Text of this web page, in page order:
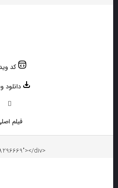
کد ویدیو
دانلود ویدیو
فیلم اصلی